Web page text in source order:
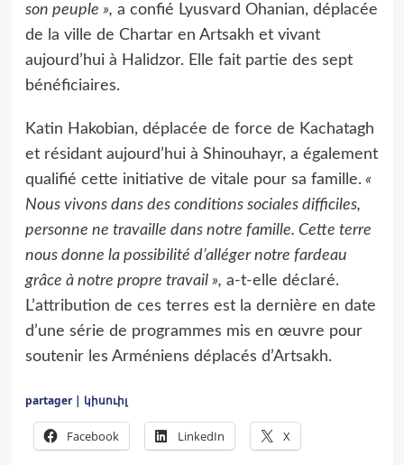
son peuple », a confié Lyusvard Ohanian, déplacée
de la ville de Chartar en Artsakh et vivant
aujourd’hui à Halidzor. Elle fait partie des sept
bénéficiaires.
Katin Hakobian, déplacée de force de Kachatagh
et résidant aujourd’hui à Shinouhayr, a également
qualifié cette initiative de vitale pour sa famille. «
Nous vivons dans des conditions sociales difficiles,
personne ne travaille dans notre famille. Cette terre
nous donne la possibilité d’alléger notre fardeau
grâce à notre propre travail », a-t-elle déclaré.
L’attribution de ces terres est la dernière en date
d’une série de programmes mis en œuvre pour
soutenir les Arméniens déplacés d’Artsakh.
partager | կիսուիլ
Facebook LinkedIn X